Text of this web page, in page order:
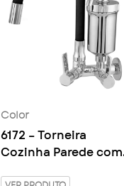
Color
6172 – Torneira
Cozinha Parede com